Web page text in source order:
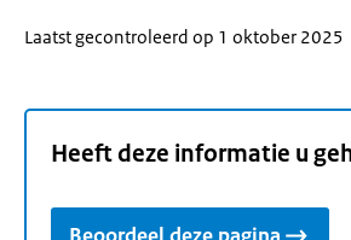
Laatst gecontroleerd op 1 oktober 2025
Heeft deze informatie u